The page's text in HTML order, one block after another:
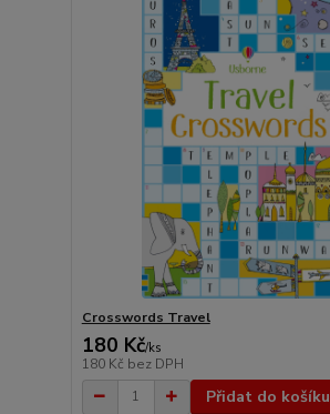
Crosswords Travel
180 Kč/ks
180 Kč bez DPH
Přidat do košíku